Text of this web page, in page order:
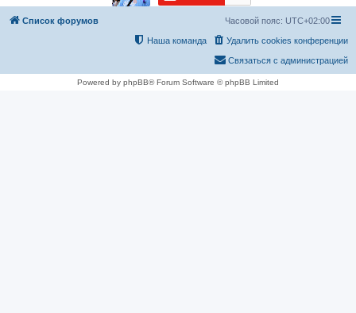
Список форумов Часовой пояс: UTC+02:00
Удалить cookies конференции
Наша команда
Связаться с администрацией
Powered by phpBB® Forum Software © phpBB Limited